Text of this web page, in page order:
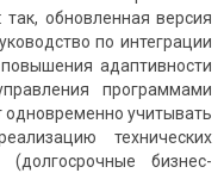
обновленная версия
по интеграции
адаптивности
программами
учитывать
технических
бизнес-